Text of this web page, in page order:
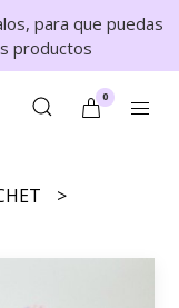
para que puedas
productos
0